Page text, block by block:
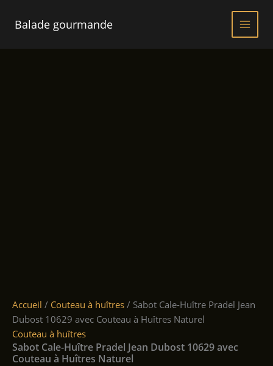
Balade gourmande
Accueil / Couteau à huîtres / Sabot Cale-Huître Pradel Jean
Dubost 10629 avec Couteau à Huîtres Naturel
Couteau à huîtres
Sabot Cale-Huître Pradel Jean Dubost 10629 avec
Couteau à Huîtres Naturel